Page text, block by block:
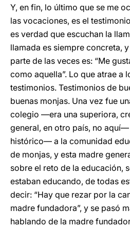
Y, en fin, lo último que se me
las vocaciones, es el
es verdad que escuchan la
llamada es siempre concreta,
parte de las veces es: “Me
como aquella”. Lo que atrae a
testimonios. Testimonios de
buenas monjas. Una vez fue
colegio ―era una superiora,
general, en otro país, no
histórico― a la comunidad
de monjas, y esta madre
sobre el reto de la educación,
estaban educando, de todas
decir: “Hay que rezar por la
madre fundadora”, y se pasó
hablando de la madre